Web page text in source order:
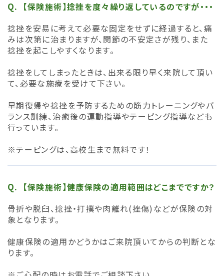
【保険施術】捻挫を度々繰り返しているのですが・・・
捻挫を安易に考えて必要な固定をせずに経過すると、痛
みは次第に治まりますが、関節の不安定さが残り、また
捻挫を起こしやすくなります。
捻挫をしてしまったときは、出来る限り早く来院して頂い
て、必要な施療を受けて下さい。
早期復帰や捻挫を予防するための筋力トレーニングやバ
ランス訓練、治癒後の運動指導やテーピング指導なども
行っています。
※テーピングは、高校生まで無料です！
【保険施術】健康保険の適用範囲はどこまでですか？
骨折や脱臼、捻挫・打撲や肉離れ(挫傷)などが保険の対
象となります。
健康保険の適用かどうかはご来院頂いてからの判断とな
ります。